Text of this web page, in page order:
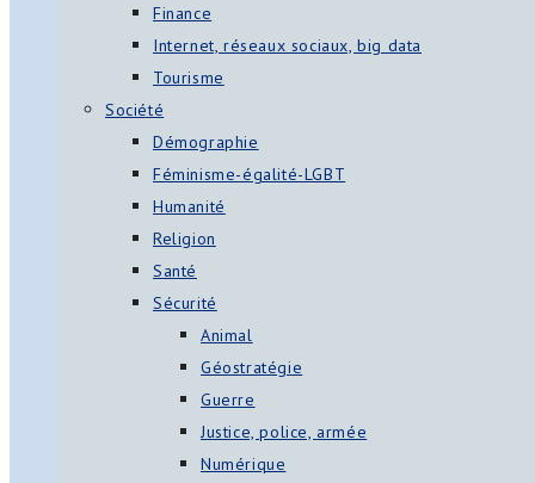
Finance
Internet, réseaux sociaux, big data
Tourisme
Société
Démographie
Féminisme-égalité-LGBT
Humanité
Religion
Santé
Sécurité
Animal
Géostratégie
Guerre
Justice, police, armée
Numérique